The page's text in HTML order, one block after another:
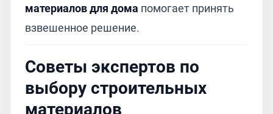
материалов для дома помогает принять
взвешенное решение.
Советы экспертов по
выбору строительных
материалов